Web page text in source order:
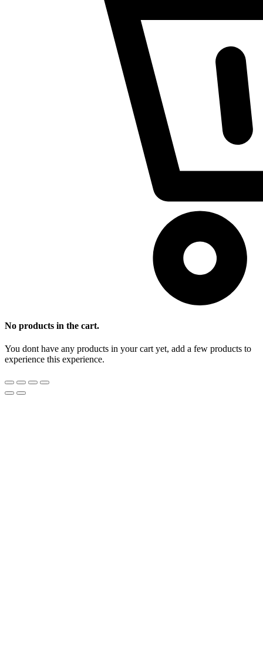
No products in the cart.
You dont have any products in your cart yet, add a few products to
experience this experience.